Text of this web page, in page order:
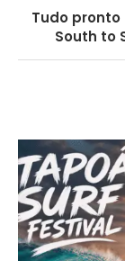
Tudo
South to